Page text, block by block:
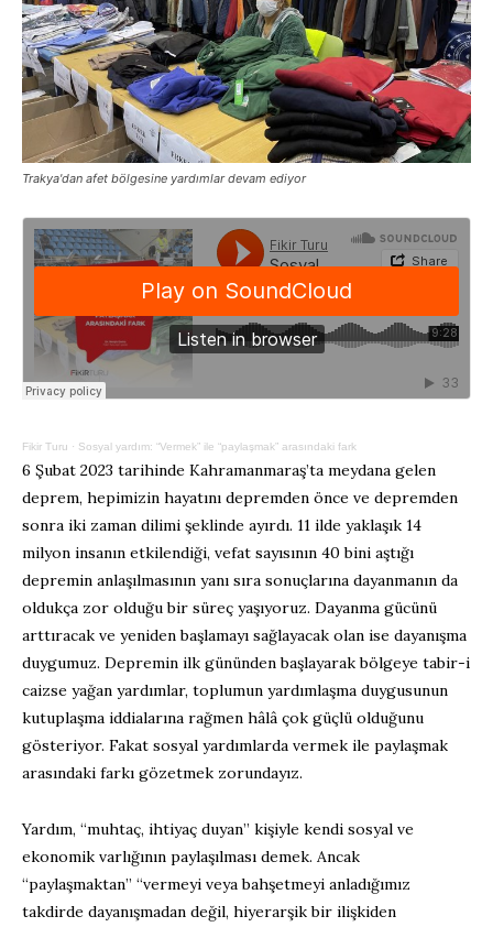
Trakya'dan afet bölgesine yardımlar devam ediyor
Fikir Turu · Sosyal yardım: “Vermek” ile “paylaşmak” arasındaki fark
6 Şubat 2023 tarihinde Kahramanmaraş’ta meydana gelen
deprem, hepimizin hayatını depremden önce ve depremden
sonra iki zaman dilimi şeklinde ayırdı. 11 ilde yaklaşık 14
milyon insanın etkilendiği, vefat sayısının 40 bini aştığı
depremin anlaşılmasının yanı sıra sonuçlarına dayanmanın da
oldukça zor olduğu bir süreç yaşıyoruz. Dayanma gücünü
arttıracak ve yeniden başlamayı sağlayacak olan ise dayanışma
duygumuz. Depremin ilk gününden başlayarak bölgeye tabir-i
caizse yağan yardımlar, toplumun yardımlaşma duygusunun
kutuplaşma iddialarına rağmen hâlâ çok güçlü olduğunu
gösteriyor. Fakat sosyal yardımlarda vermek ile paylaşmak
arasındaki farkı gözetmek zorundayız.
Yardım, “muhtaç, ihtiyaç duyan” kişiyle kendi sosyal ve
ekonomik varlığının paylaşılması demek. Ancak
“paylaşmaktan” “vermeyi veya bahşetmeyi anladığımız
takdirde dayanışmadan değil, hiyerarşik bir ilişkiden